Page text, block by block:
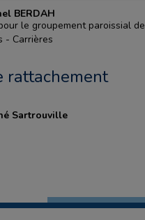
BERDAH
le groupement paroissial de
- Carrières
rattachement
Sartrouville